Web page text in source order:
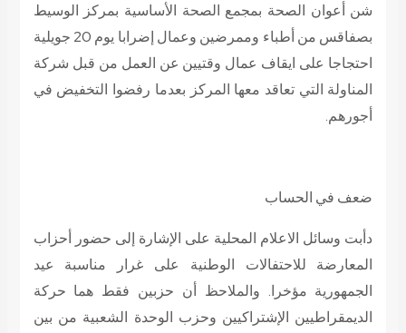
شن أعوان الصحة بمجمع الصحة الأساسية بمركز الوسيط
بصفاقس من أطباء وممرضين وعمال إضرابا يوم 20 جويلية
احتجاجا على ايقاف عمال وقتيين عن العمل من قبل شركة
المناولة التي تعاقد معها المركز بعدما رفضوا التخفيض في
أجورهم.
ضعف في الحساب
دأبت وسائل الاعلام المحلية على الإشارة إلى حضور أحزاب
المعارضة للاحتفالات الوطنية على غرار مناسبة عيد
الجمهورية مؤخرا. والملاحظ أن حزبين فقط هما حركة
الديمقراطيين الإشتراكيين وحزب الوحدة الشعبية من بين